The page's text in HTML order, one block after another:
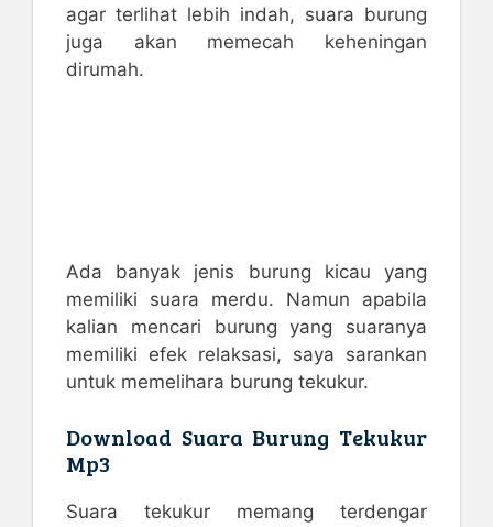
agar terlihat lebih indah, suara burung
juga akan memecah keheningan
dirumah.
Ada banyak jenis burung kicau yang
memiliki suara merdu. Namun apabila
kalian mencari burung yang suaranya
memiliki efek relaksasi, saya sarankan
untuk memelihara burung tekukur.
Download Suara Burung Tekukur
Mp3
Suara tekukur memang terdengar